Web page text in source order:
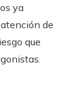
ya
de
que